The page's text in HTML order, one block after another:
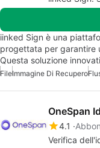
iinked Sign è una
progettata per garantire
Questa soluzione
FileImmagine Di Recupero
OneSpan
4.1
Verifica